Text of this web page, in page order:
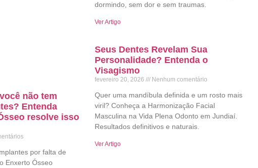
dormindo, sem dor e sem traumas.
Ver Artigo
não tem
Entenda
resolve isso
por falta de
Enxerto Ósseo
Seus Dentes Revelam Sua
Personalidade? Entenda o
Visagismo
fevereiro 20, 2026 Nenhum comentário
Quer uma mandíbula definida e um rosto mais
viril? Conheça a Harmonização Facial
Masculina na Vida Plena Odonto em Jundiaí.
Resultados definitivos e naturais.
Ver Artigo